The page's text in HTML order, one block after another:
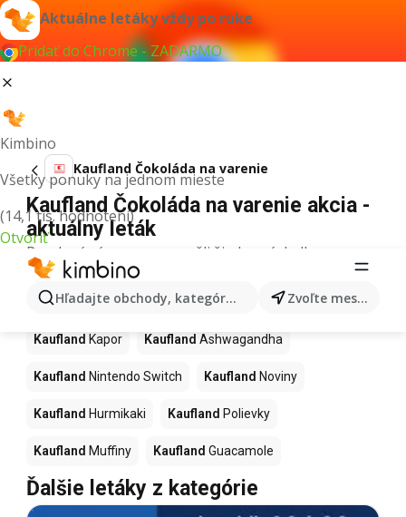
Aktuálne letáky vždy po ruke
Pridať do Chrome - ZADARMO
Kimbino
Všetky ponuky na jednom mieste
(14,1 tis. hodnotení)
Otvoriť
Hľadajte obchody, kategórie, produkty... Zvoľte mesto
Kaufland Čokoláda na varenie
Kaufland Čokoláda na varenie akcia -
aktuálny leták
Pre daný výraz sme nenašli žiadne výsledky.
Ďalšie produkty v obchodoch
Kaufland
Kaufland Kapor Kaufland Ashwagandha
Kaufland Nintendo Switch Kaufland Noviny
Kaufland Hurmikaki Kaufland Polievky
Kaufland Muffiny Kaufland Guacamole
Ďalšie letáky z kategórie